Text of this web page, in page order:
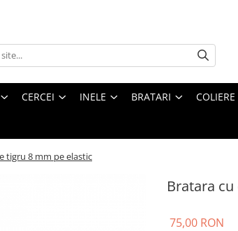
CERCEI INELE BRATARI COLIERE
tigru 8 mm pe elastic
Bratara
75,00 RON